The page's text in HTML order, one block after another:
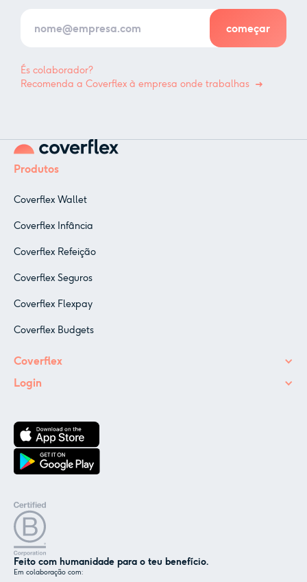
És colaborador?
Recomenda a Coverflex à empresa onde trabalhas
Produtos
Coverflex Wallet
Coverflex Infância
Coverflex Refeição
Coverflex Seguros
Coverflex Flexpay
Coverflex Budgets
Coverflex
Login
Feito com humanidade para o teu benefício.
Em colaboração com: